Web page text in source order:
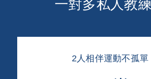
一對多私人教
2人相伴運動不孤單